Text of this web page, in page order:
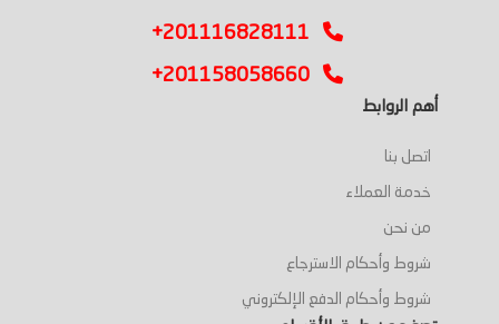
+201116828111
+201158058660
أهم الروابط
اتصل بنا
خدمة العملاء
من نحن
شروط وأحكام الاسترجاع
شروط وأحكام الدفع الإلكتروني